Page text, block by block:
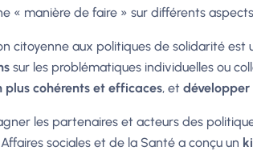
« manière de faire » sur différents
citoyenne aux politiques de solidarité est
sur les problématiques individuelles ou
plus cohérents et efficaces, et
les partenaires et acteurs des
sociales et de la Santé a conçu un